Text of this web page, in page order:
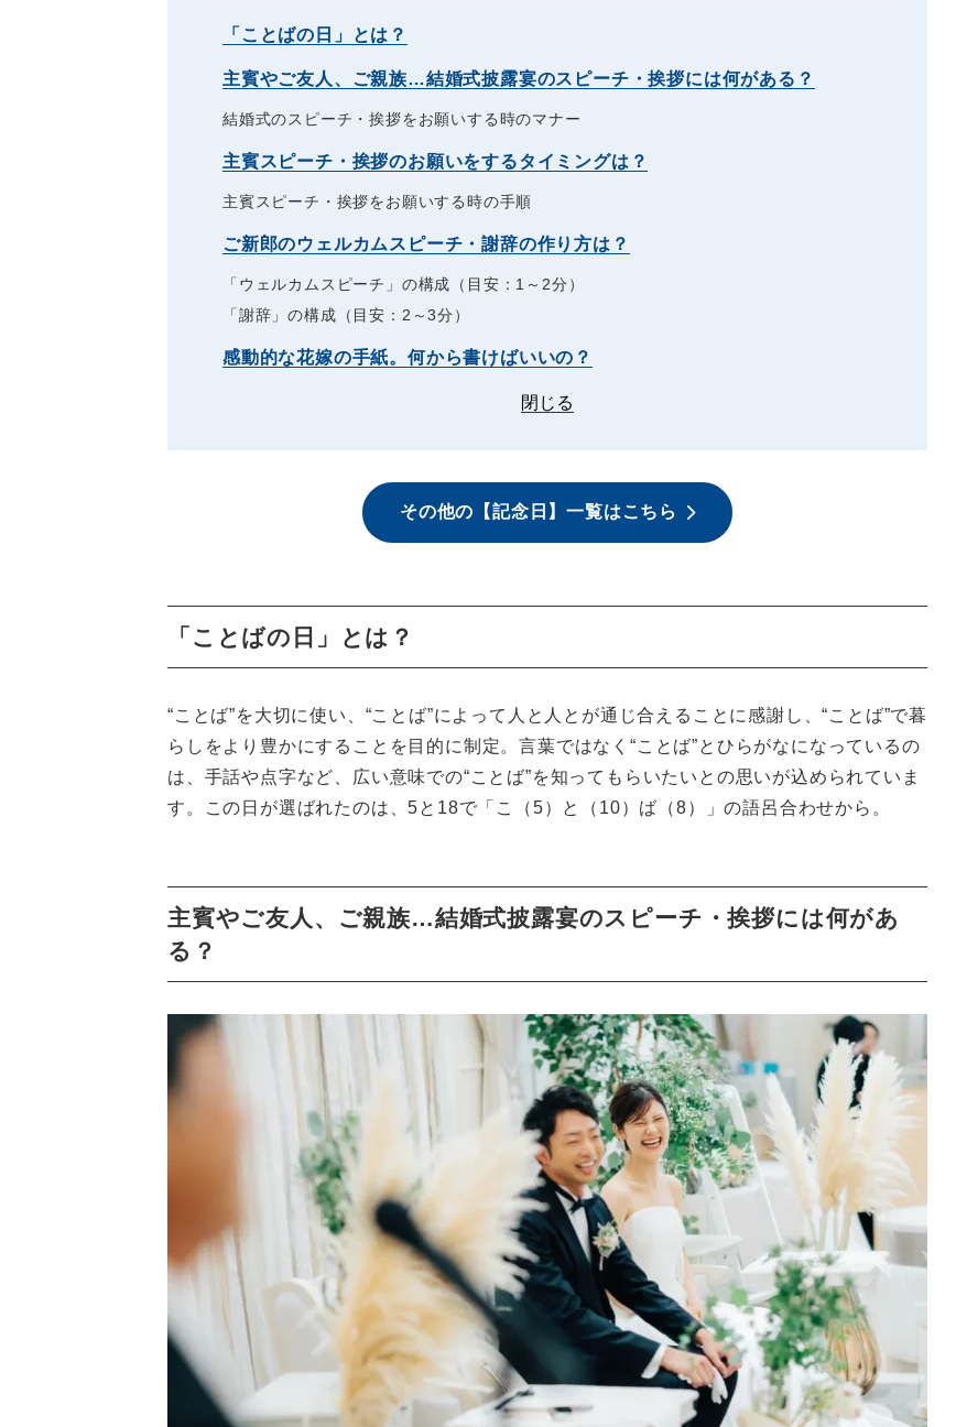
「ことばの日」とは？
主賓やご友人、ご親族…結婚式披露宴のスピーチ・挨拶には何がある？
結婚式のスピーチ・挨拶をお願いする時のマナー
主賓スピーチ・挨拶のお願いをするタイミングは？
主賓スピーチ・挨拶をお願いする時の手順
ご新郎のウェルカムスピーチ・謝辞の作り方は？
「ウェルカムスピーチ」の構成（目安：1～2分）
「謝辞」の構成（目安：2～3分）
感動的な花嫁の手紙。何から書けばいいの？
閉じる
その他の【記念日】一覧はこちら
「ことばの日」とは？
“ことば”を大切に使い、“ことば”によって人と人とが通じ合えることに感謝し、“ことば”で暮
らしをより豊かにすることを目的に制定。言葉ではなく“ことば”とひらがなになっているの
は、手話や点字など、広い意味での“ことば”を知ってもらいたいとの思いが込められていま
す。この日が選ばれたのは、5と18で「こ（5）と（10）ば（8）」の語呂合わせから。
主賓やご友人、ご親族…結婚式披露宴のスピーチ・挨拶には何があ
る？